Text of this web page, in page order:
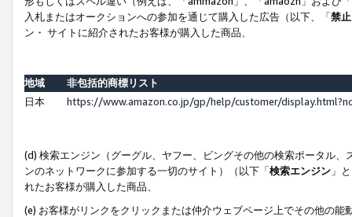
入札またはオークションへの参加を通じて購入した広告（以下、「禁
ン・ サイトに紹介されたお客様が購入した商品、
地域
非包括的商標リスト
日本
https://www.amazon.co.jp/gp/help/customer/
(d) 検索エンジン（グーグル、ヤフー、ビングその他の検索ポータル
ンのネットワークに参加する一切のサイト）（以下「検索エンジン 」
れたお客様が購入した商品、
(e) お客様がリンクをクリックまたは仲介ウェブページ上でその他の